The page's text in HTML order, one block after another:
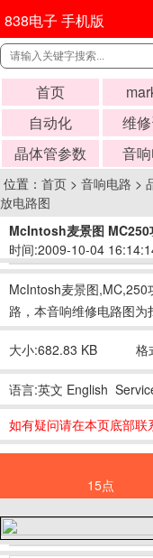
838电子 手机版
首页
自动化
维
晶体管参数
音
位置： 首页 > 音响电路 >
放电路图
McIntosh麦景图 MC250
时间:2009-10-04
McIntosh麦景图
路，本音响维修电路图为
大小:682.83 KB 格
语言:英文 English
如有疑问请在本页底部联
15点